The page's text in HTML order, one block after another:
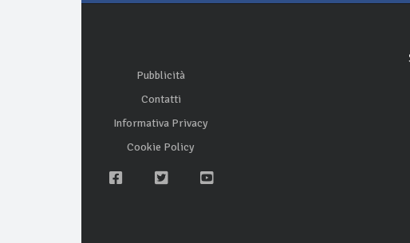
Pubblicità
Contatti
Informativa Privacy
Cookie Policy